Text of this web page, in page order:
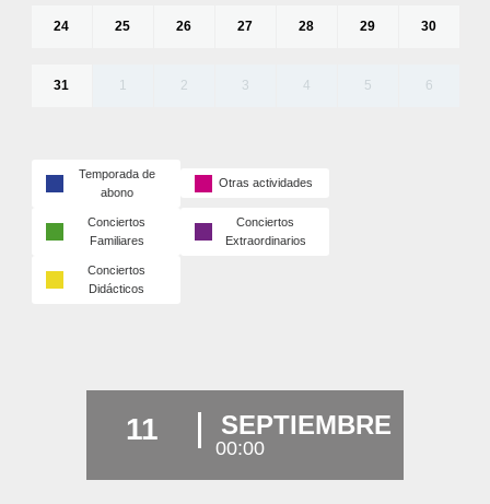
24 25 26 27 28 29 30
31 1 2 3 4 5 6
Temporada de
abono
Otras actividades
Conciertos
Familiares
Conciertos
Extraordinarios
Conciertos
Didácticos
11 SEPTIEMBRE
00:00